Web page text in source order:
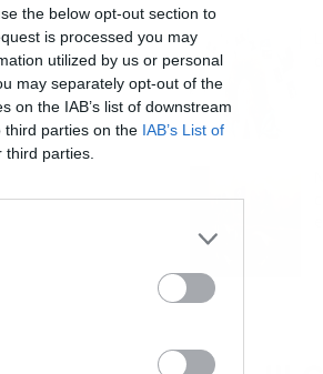
the below opt-out section to
is processed you may
utilized by us or personal
may separately opt-out of the
on the IAB’s list of downstream
third parties on the IAB’s List of
parties.